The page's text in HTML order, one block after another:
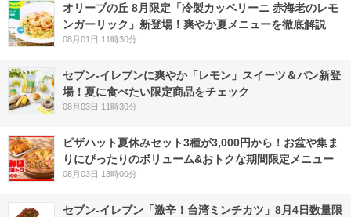
オリーブの丘 8月限定「冷製カッペリーニ 赤海老のレモ
ンガーリック」新登場！爽やか夏メニューを徹底解説
08月01日 11時30分
セブン‐イレブンに爽やか「レモン」スイーツ＆パン新登
場！夏に食べたい限定商品をチェック
08月03日 11時30分
ピザハット夏休みセット3種が3,000円から！お盆や集ま
りにぴったりのボリューム&おトクな期間限定メニュー
08月03日 13時00分
セブン-イレブン「激辛！台湾ミンチカツ」8月4日数量限